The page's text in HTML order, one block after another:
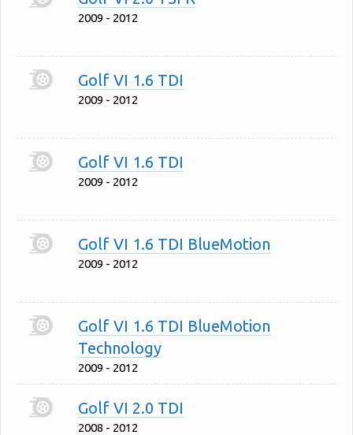
2009 - 2012
Golf VI 1.6 TDI
2009 - 2012
Golf VI 1.6 TDI
2009 - 2012
Golf VI 1.6 TDI BlueMotion
2009 - 2012
Golf VI 1.6 TDI BlueMotion
Technology
2009 - 2012
Golf VI 2.0 TDI
2008 - 2012